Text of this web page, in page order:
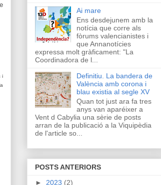
i
Ai mare
Ens desdejunem amb la
notícia que corre als
fòrums valencianistes i
que Annanotícies
expressa molt gràficament: "La
Coordinadora de l...
Definitiu. La bandera de
València amb corona i
blau existia al segle XV
Quan tot just ara fa tres
anys van aparéixer a
Vent d Cabylia una sèrie de posts
arran de la publicació a la Viquipèdia
de l'article so...
POSTS ANTERIORS
► 2023 (2)